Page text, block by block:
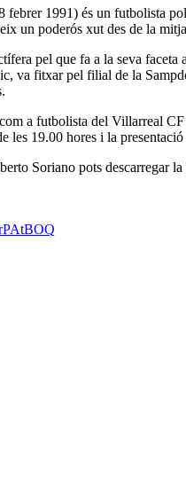
1991) és un futbolista
un poderós xut des de la
pel que fa a la seva
va fitxar pel filial de la
a futbolista del Villarreal
les 19.00 hores i la
Soriano pots descarregar